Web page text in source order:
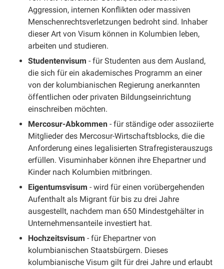
Aggression, internen Konflikten oder massiven
Menschenrechtsverletzungen bedroht sind. Inhaber
dieser Art von Visum können in Kolumbien leben,
arbeiten und studieren.
Studentenvisum - für Studenten aus dem Ausland,
die sich für ein akademisches Programm an einer
von der kolumbianischen Regierung anerkannten
öffentlichen oder privaten Bildungseinrichtung
einschreiben möchten.
Mercosur-Abkommen - für ständige oder assoziierte
Mitglieder des Mercosur-Wirtschaftsblocks, die die
Anforderung eines legalisierten Strafregisterauszugs
erfüllen. Visuminhaber können ihre Ehepartner und
Kinder nach Kolumbien mitbringen.
Eigentumsvisum - wird für einen vorübergehenden
Aufenthalt als Migrant für bis zu drei Jahre
ausgestellt, nachdem man 650 Mindestgehälter in
Unternehmensanteile investiert hat.
Hochzeitsvisum - für Ehepartner von
kolumbianischen Staatsbürgern. Dieses
kolumbianische Visum gilt für drei Jahre und erlaubt